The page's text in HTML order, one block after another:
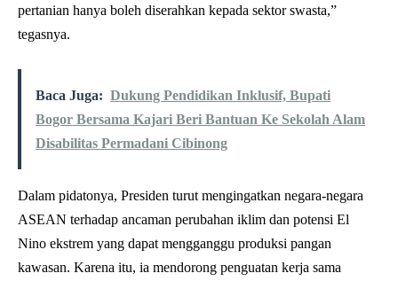
pertanian hanya boleh diserahkan kepada sektor swasta,”
tegasnya.
Baca Juga: Dukung Pendidikan Inklusif, Bupati
Bogor Bersama Kajari Beri Bantuan Ke Sekolah Alam
Disabilitas Permadani Cibinong
Dalam pidatonya, Presiden turut mengingatkan negara-negara
ASEAN terhadap ancaman perubahan iklim dan potensi El
Nino ekstrem yang dapat mengganggu produksi pangan
kawasan. Karena itu, ia mendorong penguatan kerja sama